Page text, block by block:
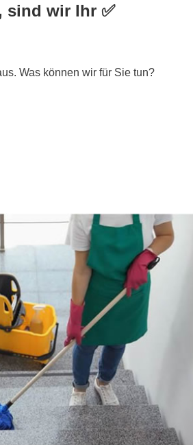
sind wir Ihr ✅
Was können wir für Sie tun?